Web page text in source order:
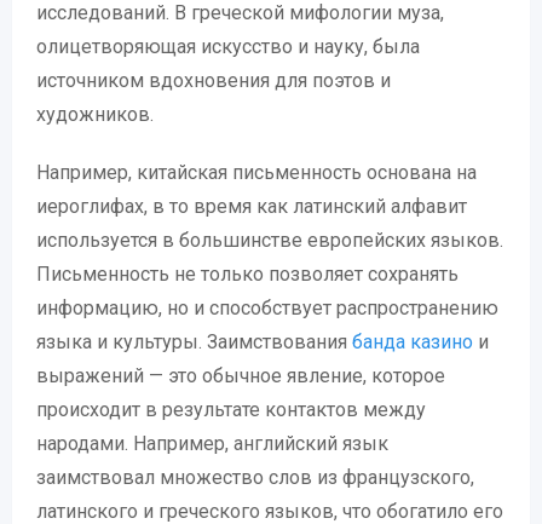
исследований. В греческой мифологии муза,
олицетворяющая искусство и науку, была
источником вдохновения для поэтов и
художников.
Например, китайская письменность основана на
иероглифах, в то время как латинский алфавит
используется в большинстве европейских языков.
Письменность не только позволяет сохранять
информацию, но и способствует распространению
языка и культуры. Заимствования банда казино и
выражений — это обычное явление, которое
происходит в результате контактов между
народами. Например, английский язык
заимствовал множество слов из французского,
латинского и греческого языков, что обогатило его